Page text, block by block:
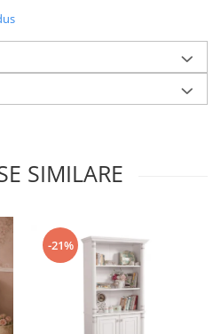
SIMILARE
-21%